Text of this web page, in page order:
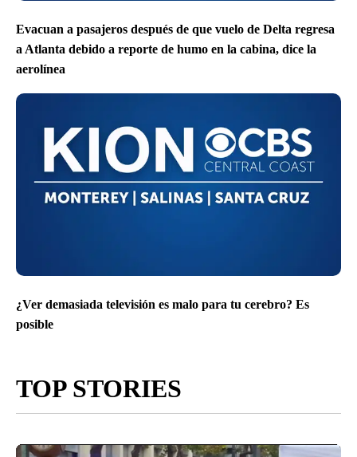
Evacuan a pasajeros después de que vuelo de Delta regresa
a Atlanta debido a reporte de humo en la cabina, dice la
aerolínea
¿Ver demasiada televisión es malo para tu cerebro? Es
posible
TOP STORIES